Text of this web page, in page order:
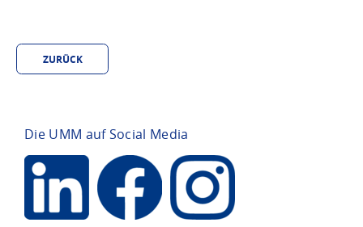
ZURÜCK
Die UMM auf Social Media